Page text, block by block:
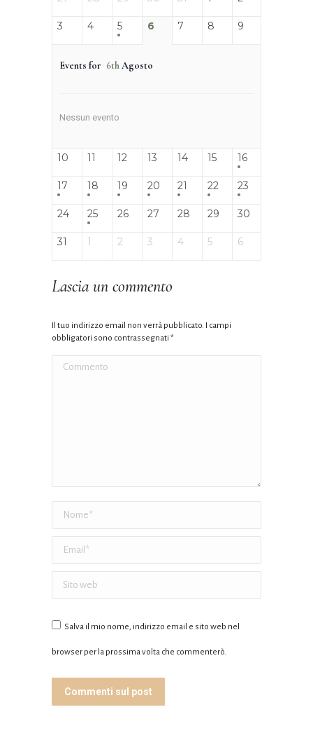
3 4 5 6 7 8 9
Events for 6thAgosto
Nessun evento
10 11 12 13 14 15 16
17 18 19 20 21 22 23
24 25 26 27 28 29 30
31 1 2 3 4 5 6
Lascia un commento
Il tuo indirizzo email non verrà pubblicato. I campi
obbligatori sono contrassegnati *
Commento
Nome *
Email *
Sito web
Salva il mio nome, indirizzo email e sito web nel
browser per la prossima volta che commenterò.
Commenti sul post